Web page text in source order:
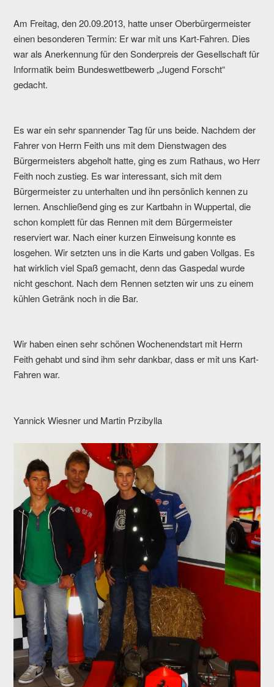
Am Freitag, den 20.09.2013, hatte unser Oberbürgermeister
einen besonderen Termin: Er war mit uns Kart-Fahren. Dies
war als Anerkennung für den Sonderpreis der Gesellschaft für
Informatik beim Bundeswettbewerb „Jugend Forscht“
gedacht.
Es war ein sehr spannender Tag für uns beide. Nachdem der
Fahrer von Herrn Feith uns mit dem Dienstwagen des
Bürgermeisters abgeholt hatte, ging es zum Rathaus, wo Herr
Feith noch zustieg. Es war interessant, sich mit dem
Bürgermeister zu unterhalten und ihn persönlich kennen zu
lernen. Anschließend ging es zur Kartbahn in Wuppertal, die
schon komplett für das Rennen mit dem Bürgermeister
reserviert war. Nach einer kurzen Einweisung konnte es
losgehen. Wir setzten uns in die Karts und gaben Vollgas. Es
hat wirklich viel Spaß gemacht, denn das Gaspedal wurde
nicht geschont. Nach dem Rennen setzten wir uns zu einem
kühlen Getränk noch in die Bar.
Wir haben einen sehr schönen Wochenendstart mit Herrn
Feith gehabt und sind ihm sehr dankbar, dass er mit uns Kart-
Fahren war.
Yannick Wiesner und Martin Przibylla